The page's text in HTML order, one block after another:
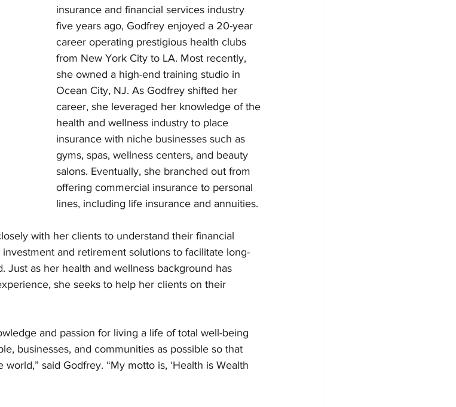
insurance and financial services industry
five years ago, Godfrey enjoyed a 20-year
career operating prestigious health clubs
from New York City to LA. Most recently,
she owned a high-end training studio in
Ocean City, NJ. As Godfrey shifted her
career, she leveraged her knowledge of the
health and wellness industry to place
insurance with niche businesses such as
gyms, spas, wellness centers, and beauty
salons. Eventually, she branched out from
offering commercial insurance to personal
lines, including life insurance and annuities.
with her clients to understand their financial
and retirement solutions to facilitate long-
Just as her health and wellness background has
she seeks to help her clients on their
and passion for living a life of total well-being
businesses, and communities as possible so that
said Godfrey. “My motto is, ‘Health is Wealth